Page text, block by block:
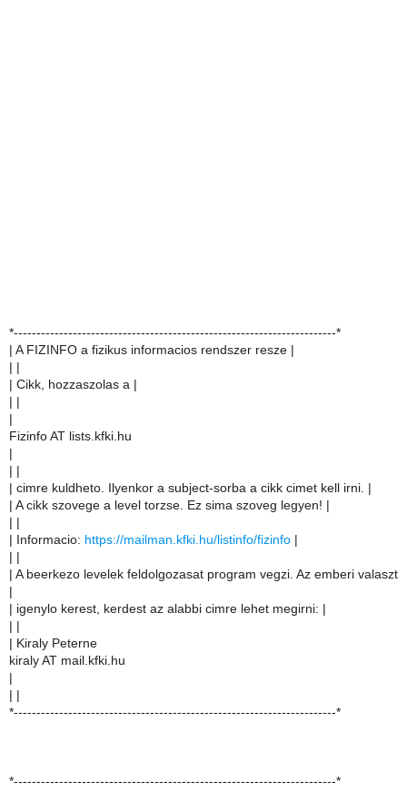
*-----------------------------------------------------------------------*
| A FIZINFO a fizikus informacios rendszer resze |
| Cikk, hozzaszolas a |
Fizinfo AT lists.kfki.hu
| cimre kuldheto. Ilyenkor a subject-sorba a cikk cimet kell irni. |
| A cikk szovege a level torzse. Ez sima szoveg legyen! |
| Informacio: https://mailman.kfki.hu/listinfo/fizinfo
| A beerkezo levelek feldolgozasat program vegzi. Az emberi valaszt
| igenylo kerest, kerdest az alabbi cimre lehet megirni: |
| Kiraly Peterne
kiraly AT mail.kfki.hu
*-----------------------------------------------------------------------*
*-----------------------------------------------------------------------*